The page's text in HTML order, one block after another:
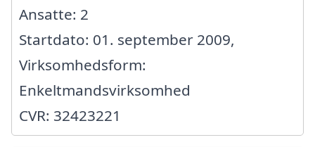
Ansatte: 2
Startdato: 01. september 2009,
Virksomhedsform:
Enkeltmandsvirksomhed
CVR: 32423221